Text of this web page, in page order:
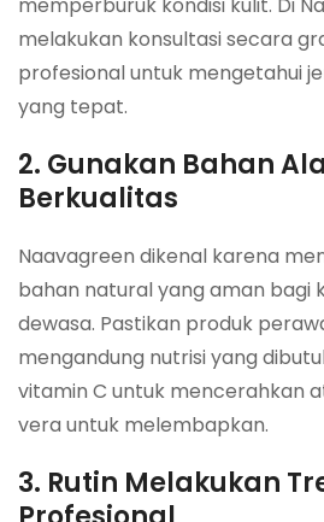
memperburuk kondisi kulit. Di
melakukan konsultasi secara
profesional untuk mengetahui
yang tepat.
2. Gunakan Bahan
Berkualitas
Naavagreen dikenal karena
bahan natural yang aman bagi
dewasa. Pastikan produk
mengandung nutrisi yang
vitamin C untuk mencerahkan
vera untuk melembapkan.
3. Rutin Melakukan